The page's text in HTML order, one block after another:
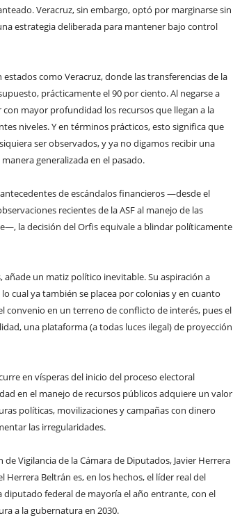
Veracruz, sin embargo, optó por marginarse sin
estrategia deliberada para mantener bajo control
como Veracruz, donde las transferencias de la
prácticamente el 90 por ciento. Al negarse a
mayor profundidad los recursos que llegan a la
niveles. Y en términos prácticos, esto significa que
ser observados, y ya no digamos recibir una
generalizada en el pasado.
de escándalos financieros —desde el
recientes de la ASF al manejo de las
la decisión del Orfis equivale a blindar políticamente
añade un matiz político inevitable. Su aspiración a
cual ya también se placea por colonias y en cuanto
en un terreno de conflicto de interés, pues el
una plataforma (a todas luces ilegal) de proyección
en vísperas del inicio del proceso electoral
en el manejo de recursos públicos adquiere un valor
políticas, movilizaciones y campañas con dinero
las irregularidades.
Vigilancia de la Cámara de Diputados, Javier Herrera
Beltrán es, en los hechos, el líder real del
diputado federal de mayoría el año entrante, con el
a la gubernatura en 2030.